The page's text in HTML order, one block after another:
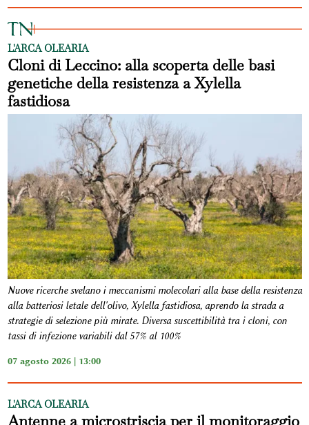
L'ARCA OLEARIA
Cloni di Leccino: alla scoperta delle basi
genetiche della resistenza a Xylella
fastidiosa
Nuove ricerche svelano i meccanismi molecolari alla base della resistenza
alla batteriosi letale dell'olivo, Xylella fastidiosa, aprendo la strada a
strategie di selezione più mirate. Diversa suscettibilità tra i cloni, con
tassi di infezione variabili dal 57% al 100%
07 agosto 2026 | 13:00
L'ARCA OLEARIA
Antenne a microstriscia per il monitoraggio